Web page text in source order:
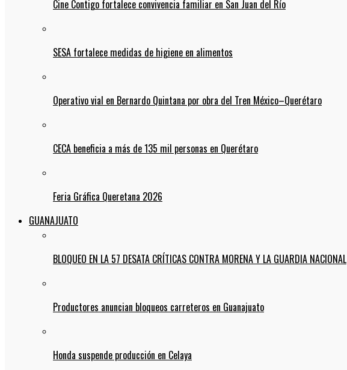
Cine Contigo fortalece convivencia familiar en San Juan del Río
SESA fortalece medidas de higiene en alimentos
Operativo vial en Bernardo Quintana por obra del Tren México–Querétaro
CECA beneficia a más de 135 mil personas en Querétaro
Feria Gráfica Queretana 2026
GUANAJUATO
BLOQUEO EN LA 57 DESATA CRÍTICAS CONTRA MORENA Y LA GUARDIA NACIONAL
Productores anuncian bloqueos carreteros en Guanajuato
Honda suspende producción en Celaya